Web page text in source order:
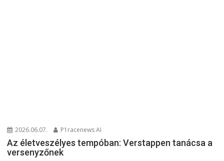
2026.06.07. P1racenews AI
Az életveszélyes tempóban: Verstappen tanácsa a
versenyzőnek